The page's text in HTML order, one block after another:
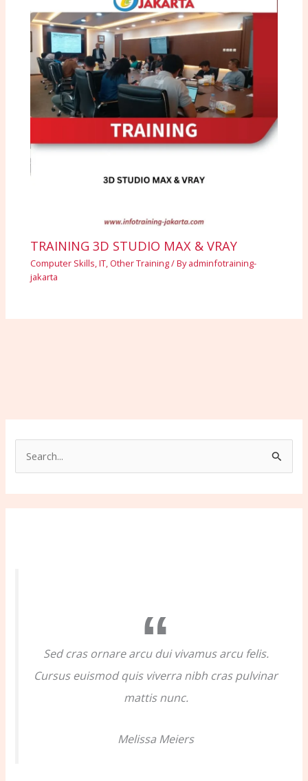
TRAINING 3D STUDIO MAX & VRAY
Computer Skills,IT, Other Training/ Byadminfotraining-
jakarta
a
Sed cras ornare arcu dui vivamus arcu felis.
Cursus euismod quis viverra nibh cras pulvinar
mattis nunc.
Melissa Meiers